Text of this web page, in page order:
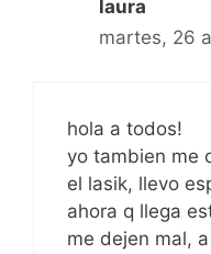
laura
martes, 26
hola a todos!
yo tambien me
el lasik, llevo
ahora q llega
me dejen mal,